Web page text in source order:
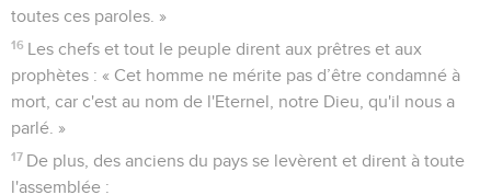
toutes ces paroles. »
16 Les chefs et tout le peuple dirent aux prêtres et aux
prophètes : « Cet homme ne mérite pas d’être condamné à
mort, car c'est au nom de l'Eternel, notre Dieu, qu'il nous a
parlé. »
17 De plus, des anciens du pays se levèrent et dirent à toute
l'assemblée :